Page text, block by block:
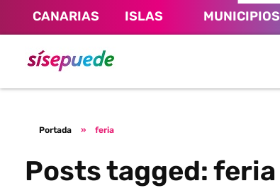
CANARIAS ISLAS MUNICIPIOS
Portada » feria
Posts tagged: feria